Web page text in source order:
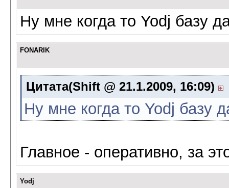
Ну мне когда то Yodj базу
FONARIK
Цитата(Shift @ 21.1.2009, 16:09)
Ну мне когда то Yodj базу
Главное - оперативно, за
Yodj